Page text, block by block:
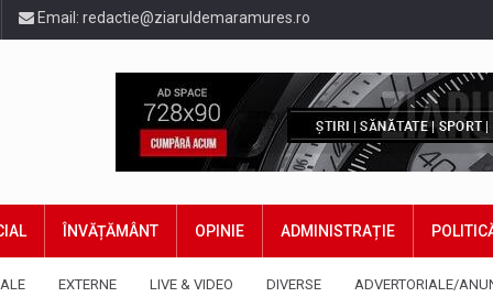
Email: redactie@ziaruldemaramures.ro
ÎNVĂȚĂMÂNT OPINIE ADMINISTRAȚIE
EXTERNE LIVE & VIDEO DIVERSE ADVERTORIALE/